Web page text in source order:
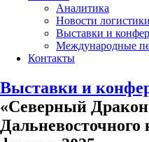
Аналитика
Новости логистики
Выставки и
Международные
Контакты
Выставки и
«Северный
Дальневосточного